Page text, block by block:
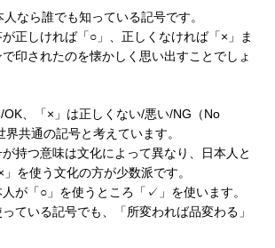
人なら誰でも知っている記号です。
正しければ「○」、正しくなければ「×」ま
印されたのを懐かしく思い出すことでしょ
/OK、「×」は正しくない/悪い/NG（No
共通の記号と考えています。
持つ意味は文化によって異なり、日本人と
を使う文化の方が少数派です。
が「○」を使うところ「✓」を使います。
ている記号でも、「所変われば品変わる」